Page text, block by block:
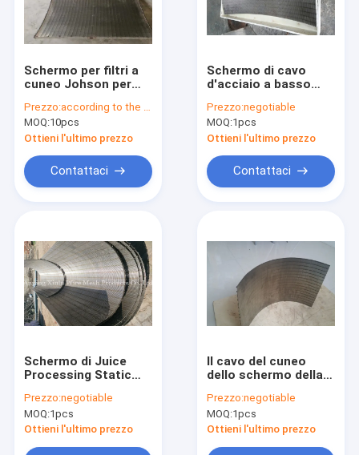
Schermo per filtri a
cuneo Johson per
con telaio da 5x20
mm
Prezzo:according to the specification
MOQ:10pcs
Ottieni l'ultimo prezzo
Contattaci
Schermo di cavo
d'acciaio a basso
Johnson Static Sieve
Bend Screen DSM V
Prezzo:negotiable
MOQ:1pcs
Ottieni l'ultimo prezzo
Contattaci
Schermo di Juice
Processing Static
dal setaccio 304L
degli ss 304
Prezzo:negotiable
MOQ:1pcs
Ottieni l'ultimo prezzo
Il cavo del cuneo
dello schermo della
setaccio di
trattamento dei
rifiuti ha curvato il
Prezzo:negotiable
MOQ:1pcs
Ottieni l'ultimo prezzo